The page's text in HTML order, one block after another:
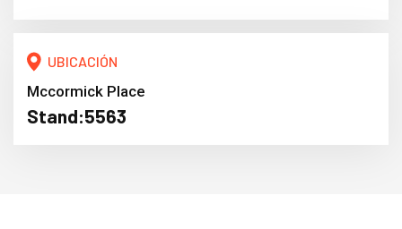
UBICACIÓN
Mccormick Place
Stand:5563